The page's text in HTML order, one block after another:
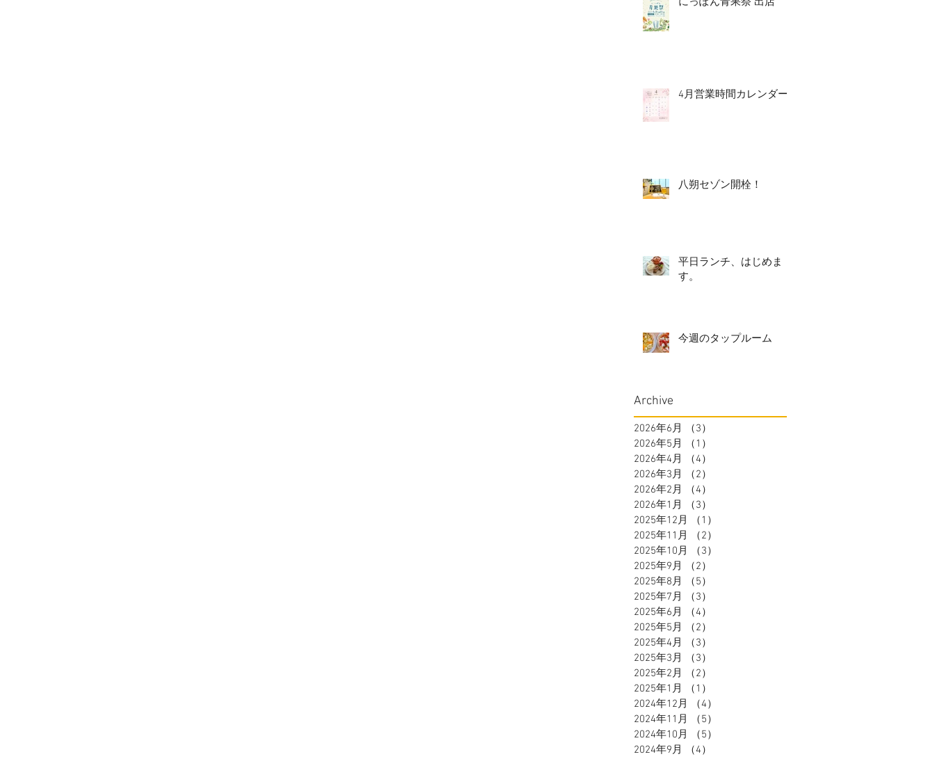
4月営業時間カレンダー
八朔セゾン開栓！
平日ランチ、はじめま
す。
今週のタップルーム
Archive
2026年6月 （3）
2026年5月
（1）
2026年4月
（4）
2026年3月
（2）
2026年2月
（4）
2026年1月
（3）
2025年12月
（1）
2025年11月
（2）
2025年10月
（3）
2025年9月
（2）
2025年8月
（5）
2025年7月
（3）
2025年6月
（4）
2025年5月
（2）
2025年4月
（3）
2025年3月
（3）
2025年2月
（2）
2025年1月
（1）
2024年12月
（4）
2024年11月
（5）
2024年10月
（5）
2024年9月
（4）